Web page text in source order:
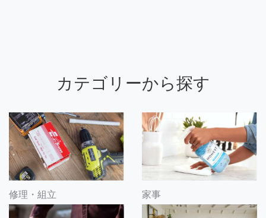
カテゴリーから探す
修理・組立 家事